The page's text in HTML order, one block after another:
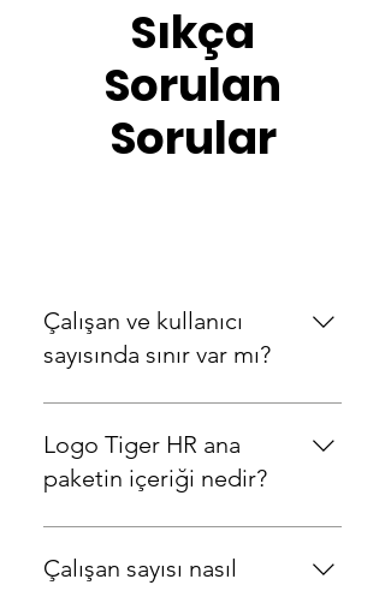
Sıkça
Sorulan
Sorular
Çalışan ve kullanıcı
sayısında sınır var mı?
Çalışan ve kullanıcı sayısında
herhangi bir sınırlama
bulunmamaktadır.
Logo Tiger HR ana
paketin içeriği nedir?
Logo Tiger HR ana paketi
Özlük Yönetimi’ni
Çalışan sayısı nasıl